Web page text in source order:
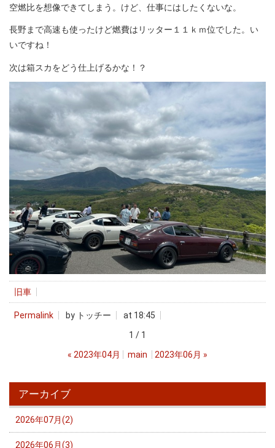
空燃比を想像できてしまう。けど、仕事にはしたくないな。
長野まで高速も使ったけど燃費はリッター１１ｋｍ位でした。い
いですね！
次は箱スカをどう仕上げるかな！？
旧車
Permalink by トッチー
at 18:45
1 / 1
« 2023年04月 main 2023年06月 »
アーカイブ
2026年07月(2)
2026年06月(3)